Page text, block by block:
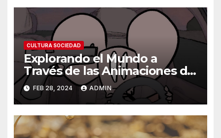
CULTURA SOCIEDAD
Explorando el Mundo a
Través de las Animaciones de
Olmo Cuarón / ¿Qué es el
autismo?
FEB 28, 2024 ADMIN